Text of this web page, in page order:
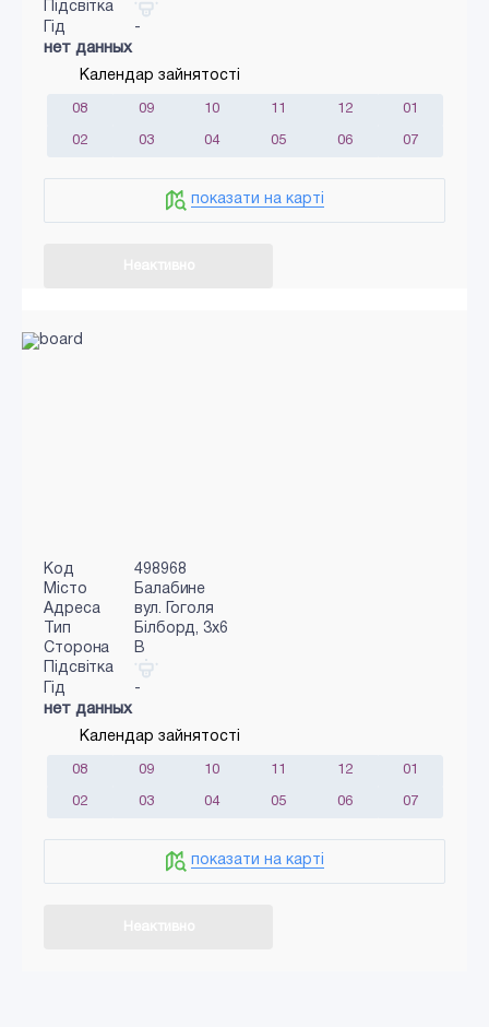
Підсвітка
Гід
-
нет данных
Календар зайнятості
08 09 10 11 12 01
02 03 04 05 06 07
показати на карті
Код
498968
Місто
Балабине
Адреса
вул. Гоголя
Тип
Білборд, 3x6
Сторона
B
Підсвітка
Гід
-
нет данных
Календар зайнятості
08 09 10 11 12 01
02 03 04 05 06 07
показати на карті